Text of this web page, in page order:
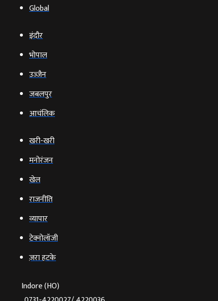
Global
इंदौर
भोपाल
उज्‍जैन
जबलपुर
आचंलिक
खरी-खरी
मनोरंजन
खेल
राजनीति
व्‍यापार
टेक्‍नोलॉजी
ज़रा हटके
Indore (HO)